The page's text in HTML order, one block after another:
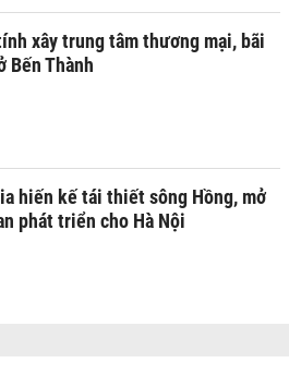
xây trung tâm thương mại, bãi
Bến Thành
hiến kế tái thiết sông Hồng, mở
phát triển cho Hà Nội